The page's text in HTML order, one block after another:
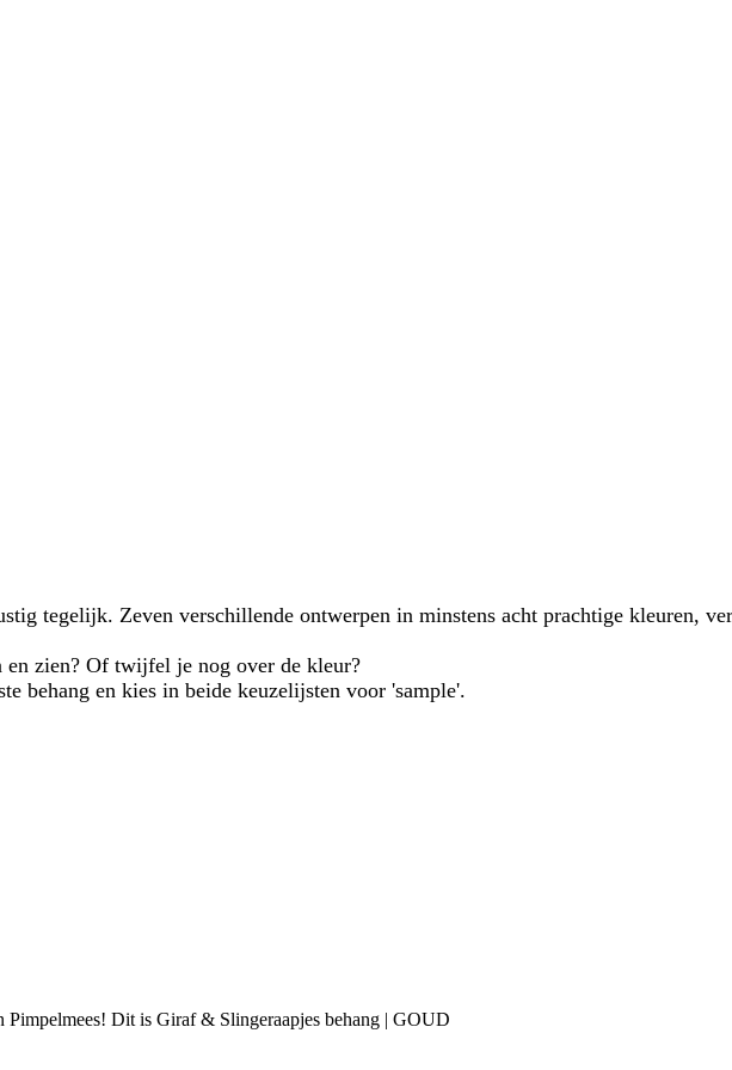
tegelijk. Zeven verschillende ontwerpen in minstens acht prachtige kleuren,
en zien? Of twijfel je nog over de kleur?
behang en kies in beide keuzelijsten voor 'sample'.
Pimpelmees! Dit is Giraf & Slingeraapjes behang | GOUD